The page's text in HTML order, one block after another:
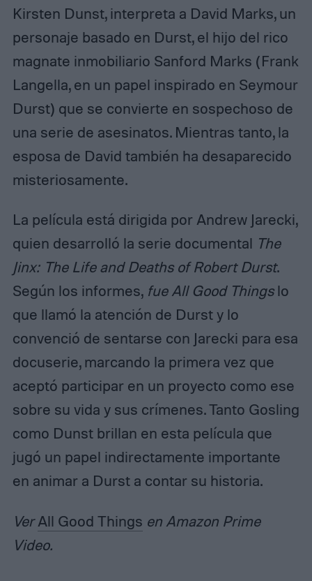
Kirsten Dunst, interpreta a David Marks, un
personaje basado en Durst, el hijo del rico
magnate inmobiliario Sanford Marks (Frank
Langella, en un papel inspirado en Seymour
Durst) que se convierte en sospechoso de
una serie de asesinatos. Mientras tanto, la
esposa de David también ha desaparecido
misteriosamente.
La película está dirigida por Andrew Jarecki,
quien desarrolló la serie documental The
Jinx: The Life and Deaths of Robert Durst.
Según los informes, fue All Good Thingslo
que llamó la atención de Durst y lo
convenció de sentarse con Jarecki para esa
docuserie, marcando la primera vez que
aceptó participar en un proyecto como ese
sobre su vida y sus crímenes. Tanto Gosling
como Dunst brillan en esta película que
jugó un papel indirectamente importante
en animar a Durst a contar su historia.
VerAll Good Things en Amazon Prime
Video.